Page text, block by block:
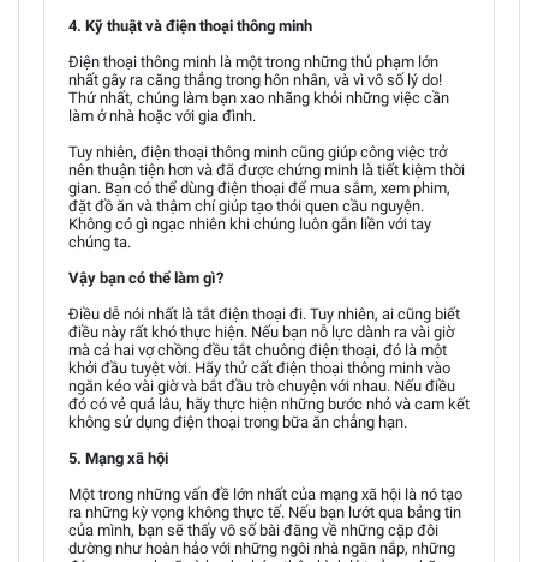
4. Kỹ thuật và điện thoại thông minh
Điện thoại thông minh là một trong những thủ phạm lớn
nhất gây ra căng thẳng trong hôn nhân, và vì vô số lý do!
Thứ nhất, chúng làm bạn xao nhãng khỏi những việc cần
làm ở nhà hoặc với gia đình.
Tuy nhiên, điện thoại thông minh cũng giúp công việc trở
nên thuận tiện hơn và đã được chứng minh là tiết kiệm thời
gian. Bạn có thể dùng điện thoại để mua sắm, xem phim,
đặt đồ ăn và thậm chí giúp tạo thói quen cầu nguyện.
Không có gì ngạc nhiên khi chúng luôn gắn liền với tay
chúng ta.
Vậy bạn có thể làm gì?
Điều dễ nói nhất là tắt điện thoại đi. Tuy nhiên, ai cũng biết
điều này rất khó thực hiện. Nếu bạn nỗ lực dành ra vài giờ
mà cả hai vợ chồng đều tắt chuông điện thoại, đó là một
khởi đầu tuyệt vời. Hãy thử cất điện thoại thông minh vào
ngăn kéo vài giờ và bắt đầu trò chuyện với nhau. Nếu điều
đó có vẻ quá lâu, hãy thực hiện những bước nhỏ và cam kết
không sử dụng điện thoại trong bữa ăn chẳng hạn.
5. Mạng xã hội
Một trong những vấn đề lớn nhất của mạng xã hội là nó tạo
ra những kỳ vọng không thực tế. Nếu bạn lướt qua bảng tin
của mình, bạn sẽ thấy vô số bài đăng về những cặp đôi
dường như hoàn hảo với những ngôi nhà ngăn nắp, những